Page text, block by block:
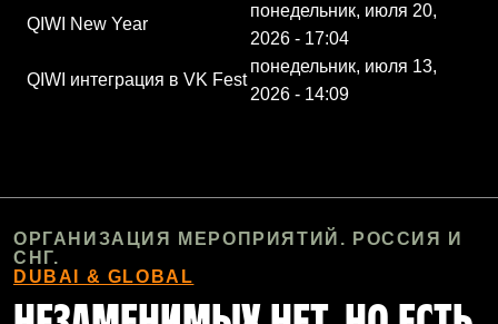
QIWI New Year
понедельник, июля 20,
2026 - 17:04
QIWI интеграция в VK Fest
понедельник, июля 13,
2026 - 14:09
ОРГАНИЗАЦИЯ МЕРОПРИЯТИЙ. РОССИЯ И
СНГ.
DUBAI & GLOBAL